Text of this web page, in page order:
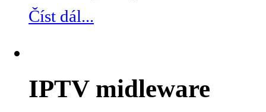
Číst dál...
IPTV midleware